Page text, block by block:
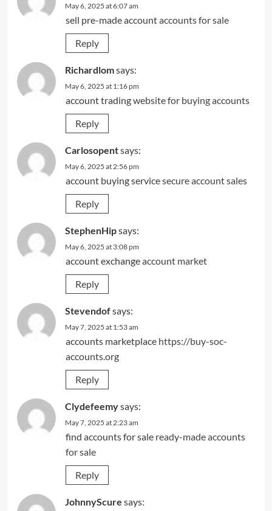
May 6, 2025 at 6:07 am
sell pre-made accountaccounts for sale
Reply
Richardlomsays:
May 6, 2025 at 1:16 pm
account tradingwebsite for buying accounts
Reply
Carlosopentsays:
May 6, 2025 at 2:56 pm
account buying servicesecure account sales
Reply
StephenHipsays:
May 6, 2025 at 3:08 pm
account exchangeaccount market
Reply
Stevendofsays:
May 7, 2025 at 1:53 am
accounts marketplace https://buy-soc-
accounts.org
Reply
Clydefeemysays:
May 7, 2025 at 2:23 am
find accounts for sale ready-made accounts
for sale
Reply
JohnnyScure says: